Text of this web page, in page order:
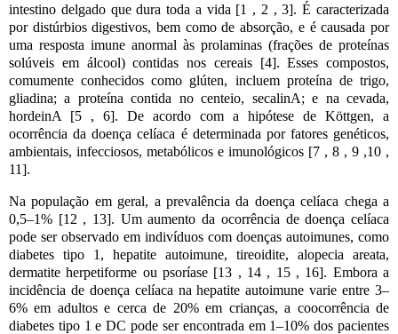
intestino delgado que dura toda a vida [1 , 2 , 3]. É caracterizada
por distúrbios digestivos, bem como de absorção, e é causada por
uma resposta imune anormal às prolaminas (frações de proteínas
solúveis em álcool) contidas nos cereais [4]. Esses compostos,
comumente conhecidos como glúten, incluem proteína de trigo,
gliadina; a proteína contida no centeio, secalinA; e na cevada,
hordeinA [5 , 6]. De acordo com a hipótese de Köttgen, a
ocorrência da doença celíaca é determinada por fatores genéticos,
ambientais, infecciosos, metabólicos e imunológicos [7 , 8 , 9 ,10 ,
11].
Na população em geral, a prevalência da doença celíaca chega a
0,5–1% [12 , 13]. Um aumento da ocorrência de doença celíaca
pode ser observado em indivíduos com doenças autoimunes, como
diabetes tipo 1, hepatite autoimune, tireoidite, alopecia areata,
dermatite herpetiforme ou psoríase [13 , 14 , 15 , 16]. Embora a
incidência de doença celíaca na hepatite autoimune varie entre 3–
6% em adultos e cerca de 20% em crianças, a coocorrência de
diabetes tipo 1 e DC pode ser encontrada em 1–10% dos pacientes